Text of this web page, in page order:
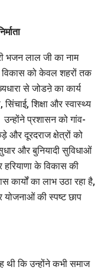
भजन लाल जी का नाम
विकास को केवल शहरों तक
से जोडऩे का कार्य
शिक्षा और स्वास्थ्य
उन्होंने प्रशासन को गांव-
और दूरदराज क्षेत्रों को
और बुनियादी सुविधाओं
के विकास की
का लाभ उठा रहा है,
योजनाओं की स्पष्ट छाप
थी कि उन्होंने कभी समाज